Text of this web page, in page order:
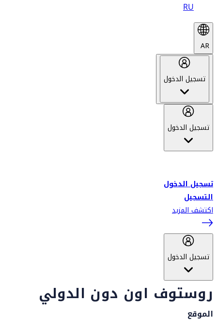
RU
AR
تسجيل الدخول
تسجيل الدخول
تسجيل الدخول
التسجيل
اكتشف المزيد
تسجيل الدخول
روستوف اون دون الدولي
الموقع